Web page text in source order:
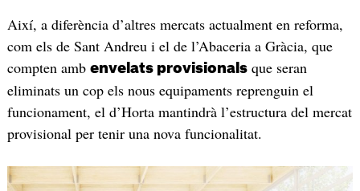
Així, a diferència d’altres mercats actualment en reforma,
com els de Sant Andreu i el de l’Abaceria a Gràcia, que
compten amb envelats provisionalsque seran
eliminats un cop els nous equipaments reprenguin el
funcionament, el d’Horta mantindrà l’estructura del mercat
provisional per tenir una nova funcionalitat.